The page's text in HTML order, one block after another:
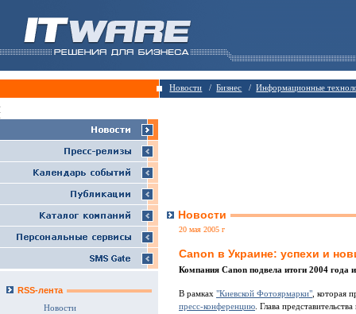
Новости /Бизнес /Информационные
RSS-лента
Новости
Новости
20 мая 2005 г
Canon в Украине: успехи и
Компания Canon подвела итоги 2004 года
В рамках "Киевской Фотоярмарки" , которая
пресс-конференцию . Глава